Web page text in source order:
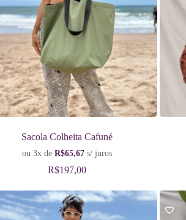
Sacola Colheita Cafuné
ou 3x de R$65,67 s/ juros
R$197,00